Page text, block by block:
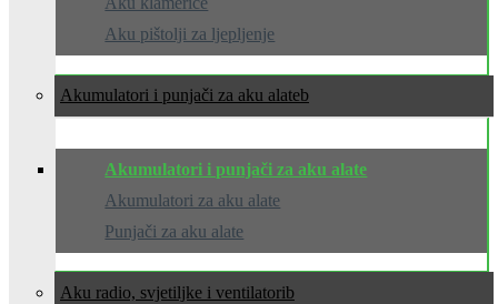
Aku pištolji za ljepljenje
Akumulatori i punjači za aku alate
Akumulatori i punjači za aku alate
Akumulatori za aku alate
Punjači za aku alate
Aku radio, svjetiljke i ventilatori